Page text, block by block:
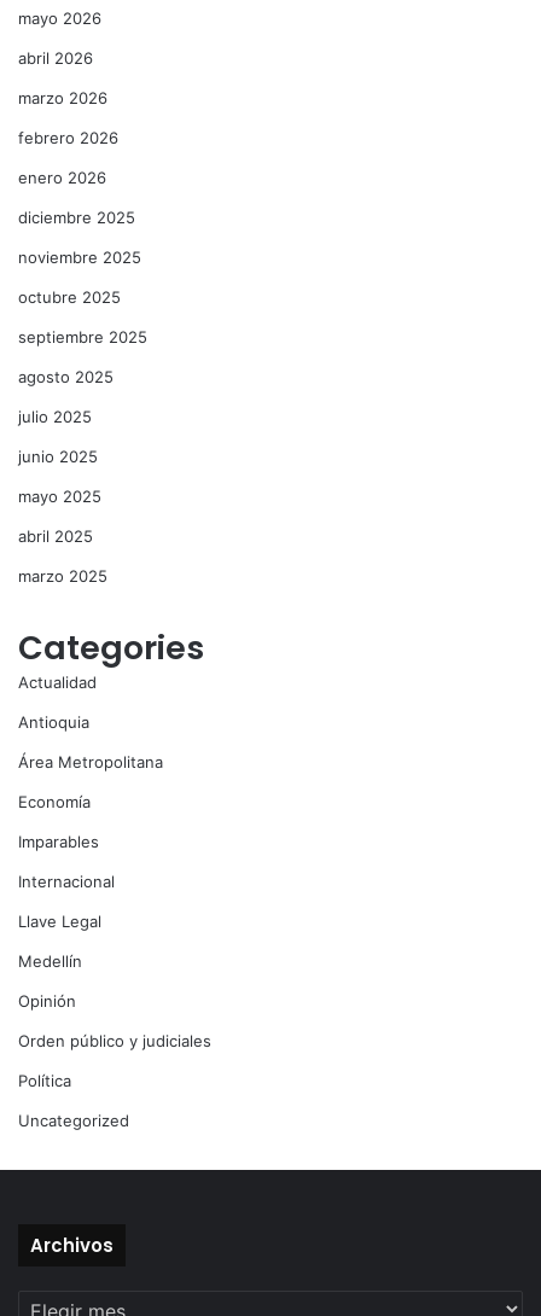
mayo 2026
abril 2026
marzo 2026
febrero 2026
enero 2026
diciembre 2025
noviembre 2025
octubre 2025
septiembre 2025
agosto 2025
julio 2025
junio 2025
mayo 2025
abril 2025
marzo 2025
Categories
Actualidad
Antioquia
Área Metropolitana
Economía
Imparables
Internacional
Llave Legal
Medellín
Opinión
Orden público y judiciales
Política
Uncategorized
Archivos